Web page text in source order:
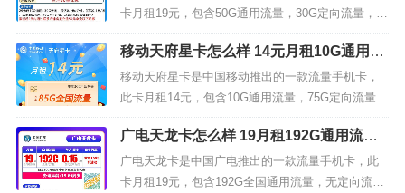
说明：可选归属地移动小久卡套餐详情1、激活后8
元/月，终身有效...
卡月租19元，包含50G通用流量，30G定向流量，30
0分钟通话。我们来看下移动繁星卡怎么样。优惠月
租：19元/月 国内流量：80G全国流量（50G通用流
量+30定向流量）国内通话：300分钟 其他优惠：首
冲50享优惠 移动繁星卡详情介绍29元包10G通用...
移动天府星卡怎么样 14元月租10G通用流
量+75G定向流量+200分钟通话
移动天府星卡是中国移动推出的一款流量手机卡，
此卡月租14元，包含10G通用流量，75G定向流量，
300分钟通话，此卡仅发四川省。下面我们来看下移
动天府星卡怎么样。移动天府星卡资费详情月费：1
4元/月，原套餐49元 流量通话+85G高速流量（10G
通用+75G定向）+200分钟全国通话套餐外：超出流
广电天龙卡怎么样 19月租192G通用流量
介绍
广电天龙卡是中国广电推出的一款流量手机卡，此
卡月租19元，包含192G全国通用流量，无定向流